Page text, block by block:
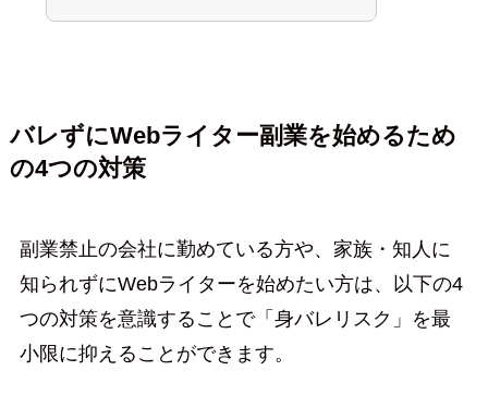
バレずにWebライター副業を始めるため
の4つの対策
副業禁止の会社に勤めている方や、家族・知人に
知られずにWebライターを始めたい方は、以下の4
つの対策を意識することで「身バレリスク」を最
小限に抑えることができます。